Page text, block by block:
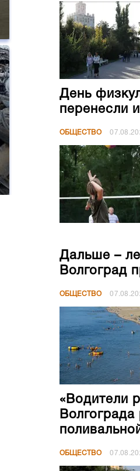
День
перенесли
ОБЩЕСТВО
Дальше –
Волгоград
ОБЩЕСТВО
«Водители
ОБЩЕСТВО